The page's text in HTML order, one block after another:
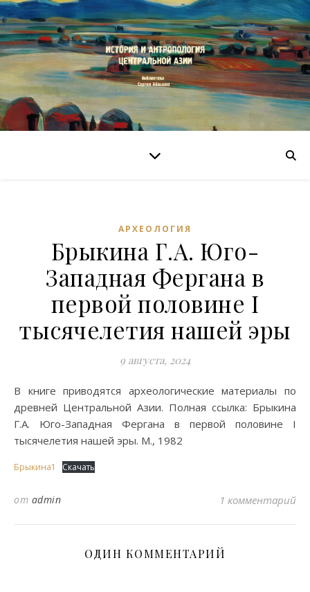
АРХЕОЛОГИЯ
Брыкина Г.А. Юго-
Западная Фергана в
первой половине I
тысячелетия нашей эры
9 августа, 2024
В книге приводятся археологические материалы по
древней Центральной Азии. Полная ссылка: Брыкина
Г.А. Юго-Западная Фергана в первой половине I
тысячелетия нашей эры. М., 1982
Брыкина1 Скачать
от admin 1 комментарий
ОДИН КОММЕНТАРИЙ